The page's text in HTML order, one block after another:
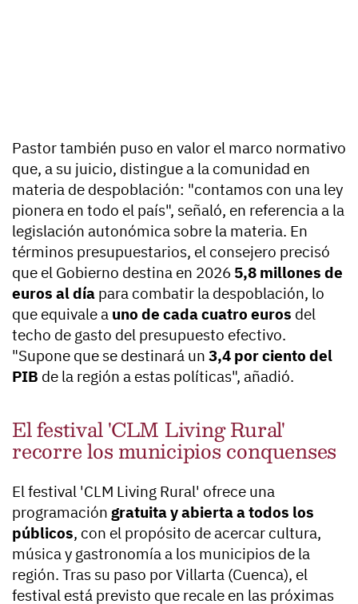
Pastor también puso en valor el marco normativo
que, a su juicio, distingue a la comunidad en
materia de despoblación: "contamos con una ley
pionera en todo el país", señaló, en referencia a la
legislación autonómica sobre la materia. En
términos presupuestarios, el consejero precisó
que el Gobierno destina en 2026 5,8 millones de
euros al día para combatir la despoblación, lo
que equivale a uno de cada cuatro euros del
techo de gasto del presupuesto efectivo.
"Supone que se destinará un 3,4 por ciento del
PIB de la región a estas políticas", añadió.
El festival 'CLM Living Rural'
recorre los municipios conquenses
El festival 'CLM Living Rural' ofrece una
programación gratuita y abierta a todos los
públicos, con el propósito de acercar cultura,
música y gastronomía a los municipios de la
región. Tras su paso por Villarta (Cuenca), el
festival está previsto que recale en las próximas